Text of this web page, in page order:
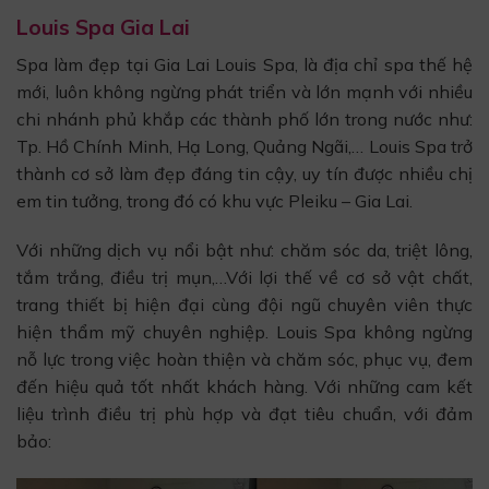
Louis Spa Gia Lai
Spa làm đẹp tại Gia Lai Louis Spa, là địa chỉ spa thế hệ
mới, luôn không ngừng phát triển và lớn mạnh với nhiều
chi nhánh phủ khắp các thành phố lớn trong nước như:
Tp. Hồ Chính Minh, Hạ Long, Quảng Ngãi,… Louis Spa trở
thành cơ sở làm đẹp đáng tin cậy, uy tín được nhiều chị
em tin tưởng, trong đó có khu vực Pleiku – Gia Lai.
Với những dịch vụ nổi bật như: chăm sóc da, triệt lông,
tắm trắng, điều trị mụn,…Với lợi thế về cơ sở vật chất,
trang thiết bị hiện đại cùng đội ngũ chuyên viên thực
hiện thẩm mỹ chuyên nghiệp. Louis Spa không ngừng
nỗ lực trong việc hoàn thiện và chăm sóc, phục vụ, đem
đến hiệu quả tốt nhất khách hàng. Với những cam kết
liệu trình điều trị phù hợp và đạt tiêu chuẩn, với đảm
bảo: